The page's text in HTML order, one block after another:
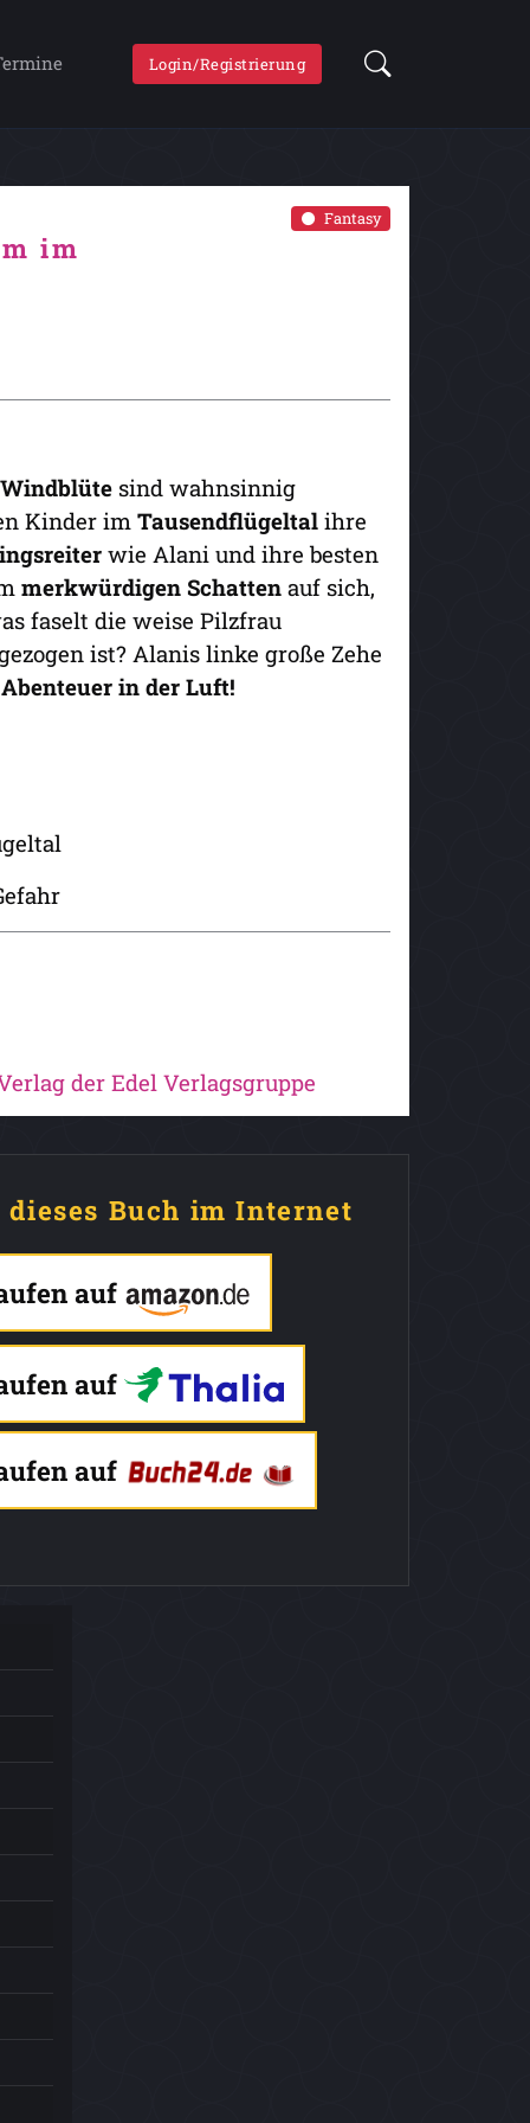
Login/Registrierung
Fantasy
im
sind wahnsinnig
Kinder im Tausendflügeltal ihre
wie Alani und ihre besten
merkwürdigen Schatten auf sich,
faselt die weise Pilzfrau
ist? Alanis linke große Zehe
in der Luft!
der Edel Verlagsgruppe
dieses Buch im Internet
auf
auf
auf